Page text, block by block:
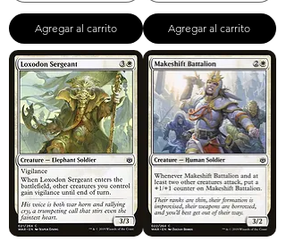
Agregar al carrito Agregar al carrito